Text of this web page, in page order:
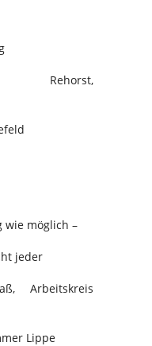
Rehorst,
wie möglich –
jeder
Arbeitskreis
Lippe